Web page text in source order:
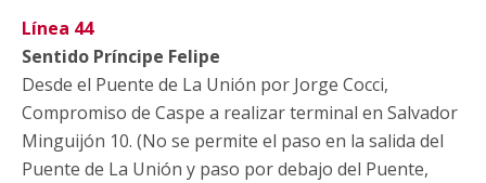
Línea 44
Sentido Príncipe Felipe
Desde el Puente de La Unión por Jorge Cocci,
Compromiso de Caspe a realizar terminal en Salvador
Minguijón 10. (No se permite el paso en la salida del
Puente de La Unión y paso por debajo del Puente,